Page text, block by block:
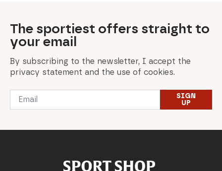
The sportiest offers straight to
your email
By subscribing to the newsletter, I accept the
privacy statement and the use of cookies.
Email
SIGN
UP